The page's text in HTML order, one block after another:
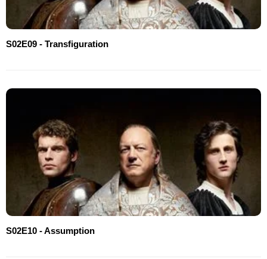
S02E09 - Transfiguration
S02E10 - Assumption